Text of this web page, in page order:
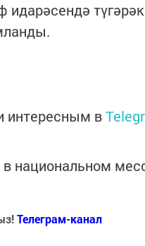
интересным в
в национальном
Телеграм-канал